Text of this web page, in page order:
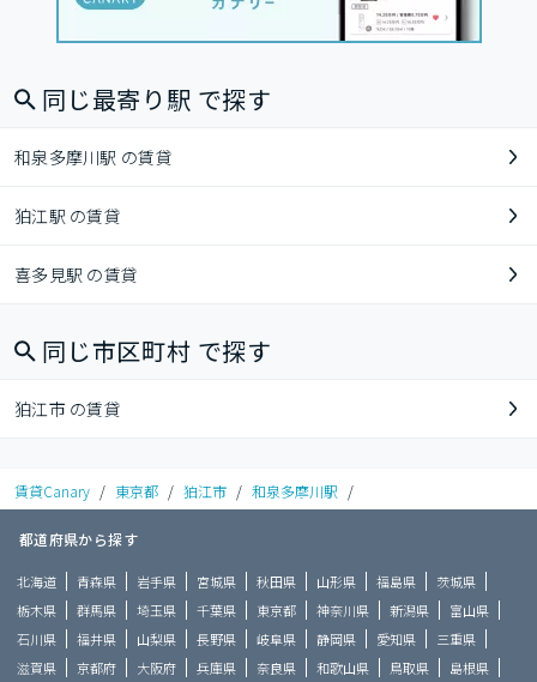
同じ最寄り駅 で探す
和泉多摩川駅 の賃貸
狛江駅 の賃貸
喜多見駅 の賃貸
同じ市区町村 で探す
狛江市 の賃貸
賃貸Canary / 東京都 / 狛江市 / 和泉多摩川駅 /
都道府県から探す
北海道 青森県 岩手県 宮城県 秋田県 山形県 福島県
茨城県
栃木県
群馬県 埼玉県 千葉県 東京都 神奈川県 新潟県
富山県
石川県
福井県 山梨県 長野県 岐阜県 静岡県 愛知県
三重県
滋賀県
京都府 大阪府 兵庫県 奈良県 和歌山県 鳥取県 島根県